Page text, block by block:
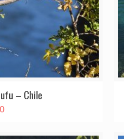
– Chile